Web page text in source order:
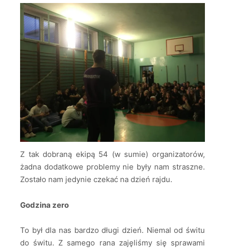
Z tak dobraną ekipą 54 (w sumie) organizatorów,
żadna dodatkowe problemy nie były nam straszne.
Zostało nam jedynie czekać na dzień rajdu.
Godzina zero
To był dla nas bardzo długi dzień. Niemal od świtu
do świtu. Z samego rana zajęliśmy się sprawami